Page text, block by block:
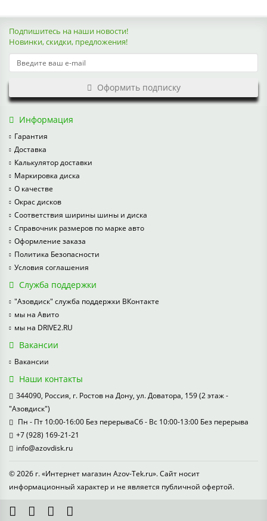
Подпишитесь на наши новости!
Новинки, скидки, предложения!
Оформить подписку
Информация
Гарантия
Доставка
Калькулятор доставки
Маркировка диска
О качестве
Окрас дисков
Соответствия ширины шины и диска
Справочник размеров по марке авто
Оформление заказа
Политика Безопасности
Условия соглашения
Служба поддержки
"Азовдиск" служба поддержки ВКонтакте
мы на Авито
мы на DRIVE2.RU
Вакансии
Вакансии
Наши контакты
344090, Россия, г. Ростов на Дону, ул. Доватора, 159 (2 этаж -
"Азовдиск")
Пн - Пт 10:00-16:00 Без перерываСб - Вс 10:00-13:00 Без перерыва
+7 (928) 169-21-21
info@azovdisk.ru
© 2026 г. «Интернет магазин Azov-Tek.ru». Сайт носит
информационный характер и не является публичной офертой.